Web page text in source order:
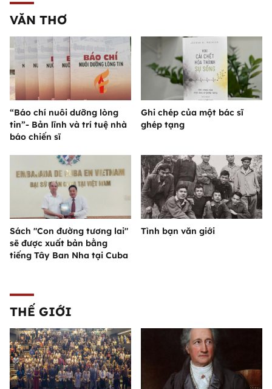
VĂN THƠ
“Báo chí nuôi dưỡng lòng
tin”- Bản lĩnh và trí tuệ nhà
báo chiến sĩ
Ghi chép của một bác sĩ
ghép tạng
Sách "Con đường tương lai"
sẽ được xuất bản bằng
tiếng Tây Ban Nha tại Cuba
Tình bạn văn giới
THẾ GIỚI